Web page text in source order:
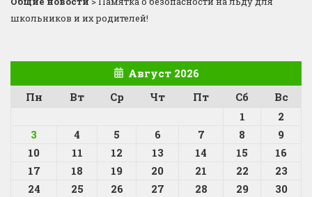
школьников и их родителей!
Август 2026
Пн
Вт Ср Чт Пт Сб
Вс
1
2
3
4 5 6 7 8
9
10
11 12 13 14 15
16
17
18 19 20 21 22
23
24
25 26 27 28 29
30